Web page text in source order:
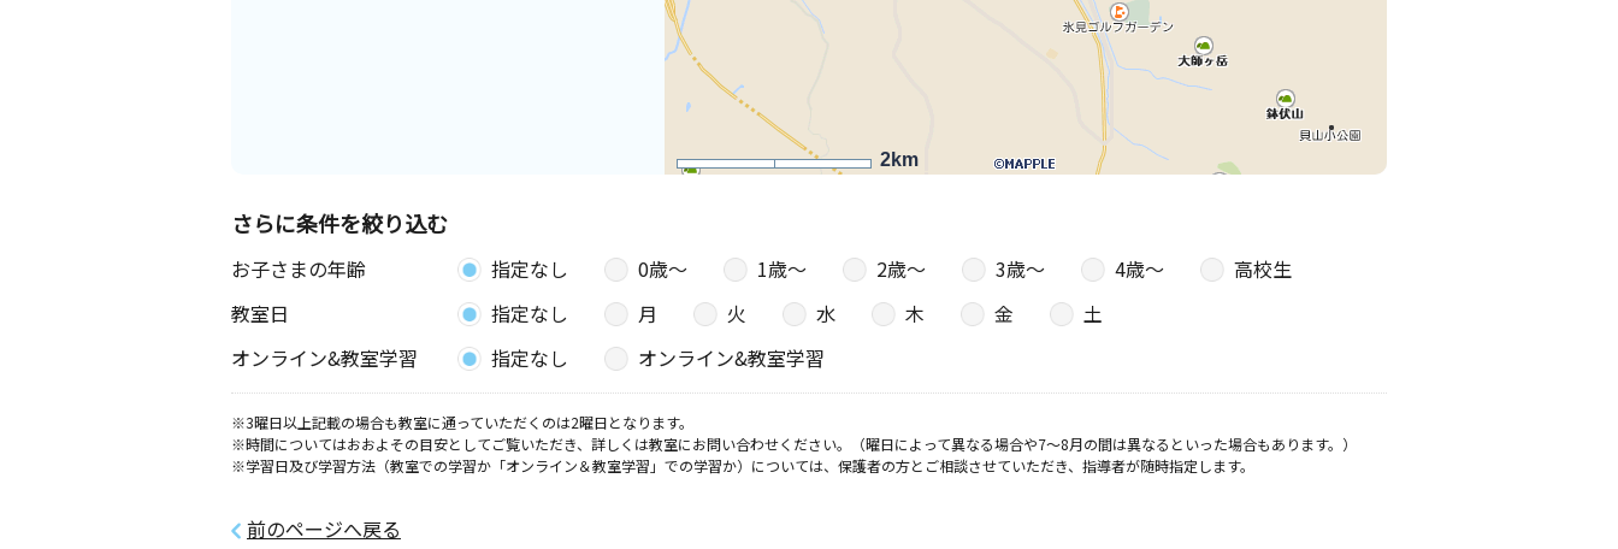
2km
さらに条件を絞り込む
お子さまの年齢 指定なし 0歳〜 1歳〜 2歳〜 3歳〜 4歳〜
高校生
教室日
指定なし 月 火 水 木 金
土
オンライン&教室学習
指定なし オンライン&教室学習
※3曜日以上記載の場合も教室に通っていただくのは2曜日となります。
※時間についてはおおよその目安としてご覧いただき、詳しくは教室にお問い合わせください。（曜日によって異なる場合や7～8月の間は異なるといった場合もあります。）
※学習日及び学習方法（教室での学習か「オンライン＆教室学習」での学習か）については、保護者の方とご相談させていただき、指導者が随時指定します。
前のページへ戻る